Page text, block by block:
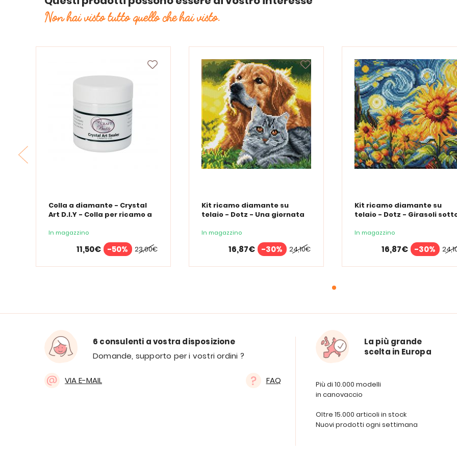
Non hai visto tutto quello che hai visto.
Colla a diamante - Crystal
Art D.I.Y - Colla per ricamo a
In magazzino
23,00€
11,50€ -50%
Kit ricamo diamante su
telaio - Dotz - Una giornata
In magazzino
24,10€
16,87€ -30%
Kit ricamo diamante su
telaio - Dotz - Girasoli
In magazzino
16,87€ -30%
6 consulenti a vostra disposizione
Domande, supporto per i vostri ordini ?
VIA E-MAIL FAQ
La più grande
scelta in Europa
Più di 10.000 modelli
in canovaccio
Oltre 15.000 articoli in stock
Nuovi prodotti ogni settimana